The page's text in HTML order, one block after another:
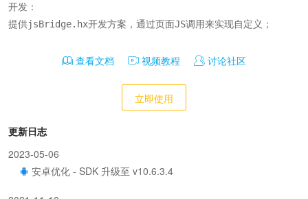
开发：
提供jsBridge.hx开发方案，通过页面JS调用来实现自定义；
查看文档 视频教程 讨论社区
立即使用
更新日志
2023-05-06
安卓优化 - SDK 升级至 v10.6.3.4